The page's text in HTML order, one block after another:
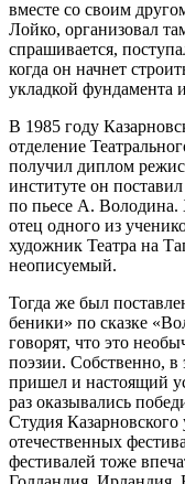
вместе со своим
Лойко, организовал
спрашивается,
когда он начнет
укладкой фундамента
В 1985 году
отделение
получил диплом
институте он
по пьесе А.
отец одного из
художник Театра на
неописуемый.
Тогда же был
беники» по сказке
говорят, что это
поэзии. Собственно, в
пришел и настоящий
раз оказывались
Студия
отечественных
фестивалей тоже